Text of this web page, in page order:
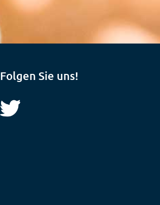
Folgen Sie uns!